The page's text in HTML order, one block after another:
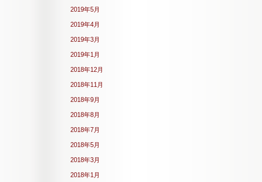
2019年5月
2019年4月
2019年3月
2019年1月
2018年12月
2018年11月
2018年9月
2018年8月
2018年7月
2018年5月
2018年3月
2018年1月